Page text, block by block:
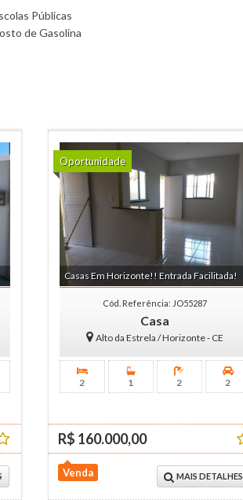
Públicas
de Gasolina
Oportunidade
Casas Em Horizonte!! Entrada Facilitada!
Cód. Referência: JO55287
Casa
Alto da Estrela / Horizonte - CE
Venda
R$ 160.000,00
MAIS DETALHES
2 1 2 2